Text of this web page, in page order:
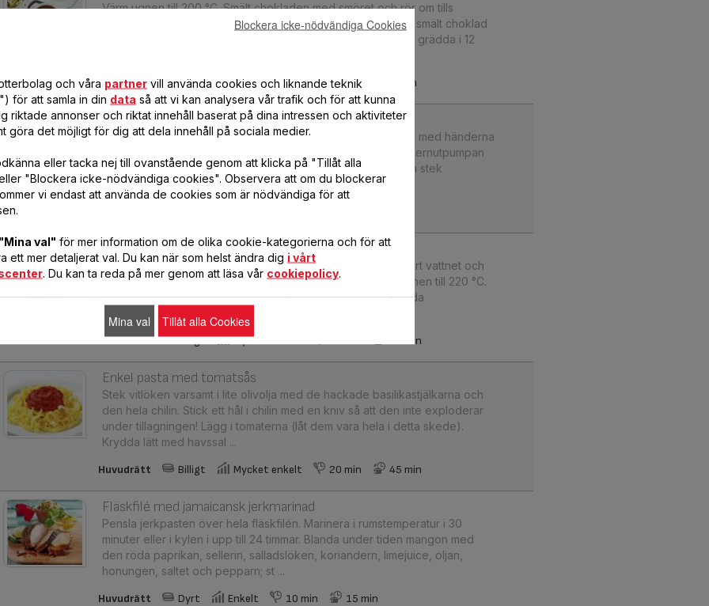
Värm ugnen till 200 °C. Smält chokladen med smöret och rör om tills
blandningen är jämn. Vispa ägg och socker i en skål. Tillsätt smält choklad
och rör sedan ner mjölet. Fördela smeten i miniformarna och grädda i 12
Efterrätt Billigt Mycket enkelt 10 min 17 min
Butternutpumpa och rovor med boveteröra
Värm ugnen till 180 °C. Blanda alla smulingredienser i en skål med händerna
tills blandningen liknar brödsmulor. Sätt i kylskåpet. Skär butternutpumpan
och rovorna i små tärningar. Värm smöret i en stekpanna och stek
butternutpumpan och rovorna på me ...
Fetaostpasta
Koka farfalle-pasta i saltat vatten tills den är al dente. Sila bort vattnet och
tillsätt en matsked olivolja, rör om och ställ åt sidan. Värm ugnen till 220 °C.
Dela körsbärstomaterna på hälften. Finhacka basilikan. Blanda
Huvudrätt Billigt Mycket enkelt 30 min
Enkel pasta med tomatsås
Stek vitlöken varsamt i lite olivolja med de hackade basilikastjälkarna och
den hela chilin. Stick ett hål i chilin med en kniv så att den inte exploderar
under tillagningen! Lägg i tomaterna (låt dem vara hela i detta skede).
Krydda lätt med havssal ...
Huvudrätt Billigt Mycket enkelt 20 min 45 min
Fläskfilé med jamaicansk jerkmarinad
Pensla jerkpasten över hela fläskfilén. Marinera i rumstemperatur i 30
minuter eller i kylen i upp till 24 timmar. Blanda under tiden mangon med
den röda paprikan, sellerin, salladslöken, koriandern, limejuice, oljan,
honungen, saltet och pepparn; st ...
Huvudrätt Dyrt Enkelt 10 min 15 min
och våra partner vill använda cookies och liknande teknik
för att samla in din data så att vi kan analysera vår trafik och för att kunna
riktade annonser och riktat innehåll baserat på dina intressen och aktiviteter
göra det möjligt för dig att dela innehåll på sociala medier.
eller tacka nej till ovanstående genom att klicka på "Tillåt alla
"Blockera icke-nödvändiga cookies". Observera att om du blockerar
vi endast att använda de cookies som är nödvändiga för att
"Mina val" för mer information om de olika cookie-kategorierna och för att
ett mer detaljerat val. Du kan när som helst ändra dig i vårt
. Du kan ta reda på mer genom att läsa vår cookiepolicy
Blockera icke-nödvändiga Cookies
Mina val Tillåt alla Cookies